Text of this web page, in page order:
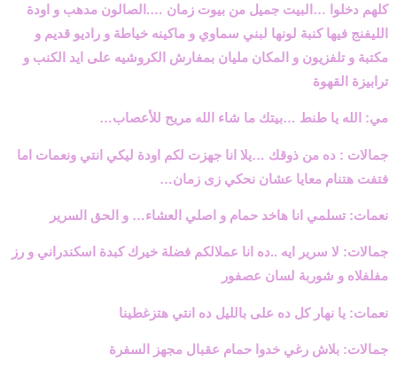
كلهم دخلوا …البيت جميل من بيوت زمان ….الصالون مدهب و اودة
الليفنج فيها كنبة لونها لبني سماوي و ماكينه خياطة و راديو قديم و
مكتبة و تلفزيون و المكان مليان بمفارش الكروشيه على ايد الكنب و
ترابيزة القهوة
مي: الله يا طنط …بيتك ما شاء الله مريح للأعصاب…
جمالات : ده من ذوقك …يلا انا جهزت لكم اودة ليكي انتي ونعمات اما
فتفت هتنام معايا عشان نحكي زى زمان…
نعمات: تسلمي انا هاخد حمام و اصلي العشاء… و الحق السرير
جمالات: لا سرير ايه ..ده انا عملالكم فضلة خيرك كبدة اسكندراني و رز
مفلفلاه و شوربة لسان عصفور
نعمات: يا نهار كل ده على بالليل ده انتي هتزغطينا
جمالات: بلاش رغي خدوا حمام عقبال مجهز السفرة